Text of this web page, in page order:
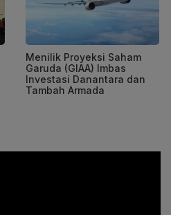
Menilik Proyeksi Saham
Garuda (GIAA) Imbas
Investasi Danantara dan
Tambah Armada